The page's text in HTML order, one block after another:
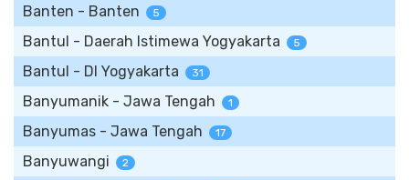
Banten - Banten 5
Bantul - Daerah Istimewa Yogyakarta 5
Bantul - DI Yogyakarta 31
Banyumanik - Jawa Tengah 1
Banyumas - Jawa Tengah 17
Banyuwangi 2